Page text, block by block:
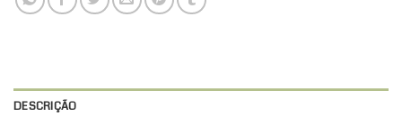
DESCRIÇÃO